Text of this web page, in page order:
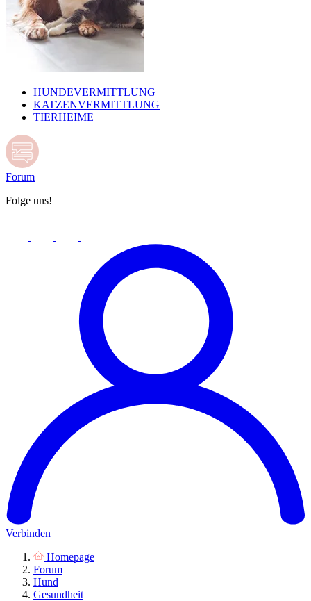
HUNDEVERMITTLUNG
KATZENVERMITTLUNG
TIERHEIME
Forum
Folge uns!
Verbinden
Homepage
Forum
Hund
Gesundheit